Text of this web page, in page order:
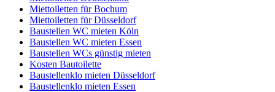
Miettoiletten für Bochum
Miettoiletten für Düsseldorf
Baustellen WC mieten Köln
Baustellen WC mieten Essen
Baustellen WCs günstig mieten
Kosten Bautoilette
Baustellenklo mieten Düsseldorf
Baustellenklo mieten Essen